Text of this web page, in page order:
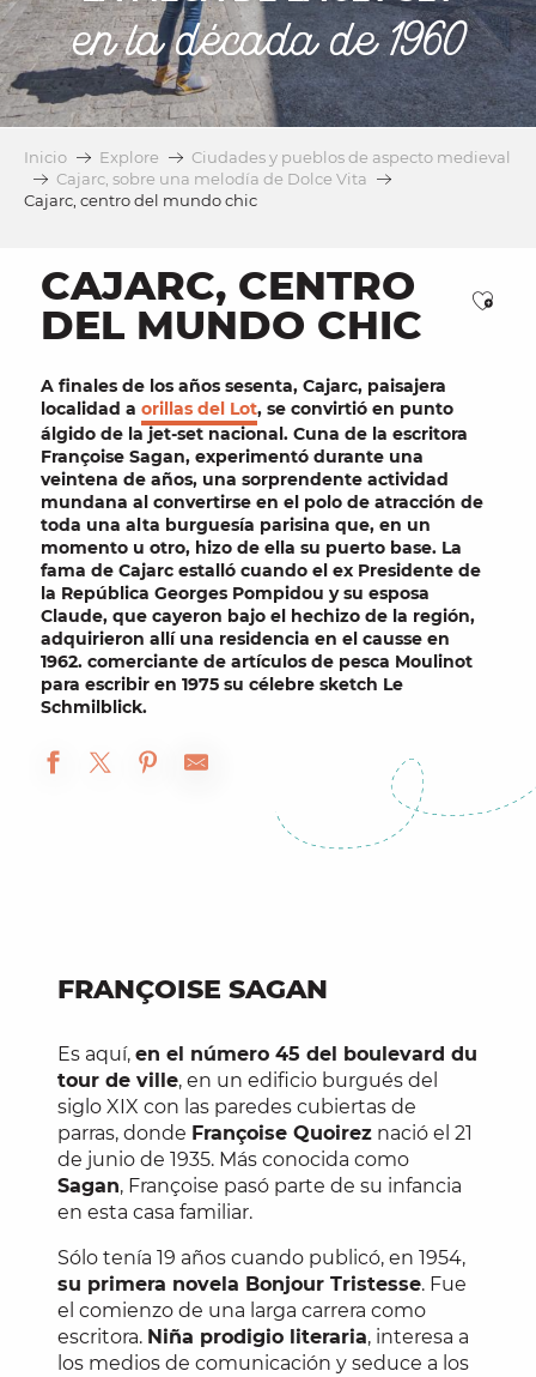
en la década de 1960
Inicio Explore
Ciudades y pueblos de aspecto medieval
Cajarc, sobre una melodía de Dolce Vita
Cajarc, centro del mundo chic
CAJARC, CENTRO
DEL MUNDO CHIC
A finales de los años sesenta, Cajarc, paisajera
localidad a orillas del Lot, se convirtió en punto
álgido de la jet-set nacional. Cuna de la escritora
Françoise Sagan, experimentó durante una
veintena de años, una sorprendente actividad
mundana al convertirse en el polo de atracción de
toda una alta burguesía parisina que, en un
momento u otro, hizo de ella su puerto base. La
fama de Cajarc estalló cuando el ex Presidente de
la República Georges Pompidou y su esposa
Claude, que cayeron bajo el hechizo de la región,
adquirieron allí una residencia en el causse en
1962. comerciante de artículos de pesca Moulinot
para escribir en 1975 su célebre sketch Le
Schmilblick.
FRANÇOISE SAGAN
Es aquí, en el número 45 del boulevard du
tour de ville, en un edificio burgués del
siglo XIX con las paredes cubiertas de
parras, donde Françoise Quoirez nació el 21
de junio de 1935. Más conocida como
Sagan, Françoise pasó parte de su infancia
en esta casa familiar.
Sólo tenía 19 años cuando publicó, en 1954,
su primera novela Bonjour Tristesse. Fue
el comienzo de una larga carrera como
escritora. Niña prodigio literaria, interesa a
los medios de comunicación y seduce a los